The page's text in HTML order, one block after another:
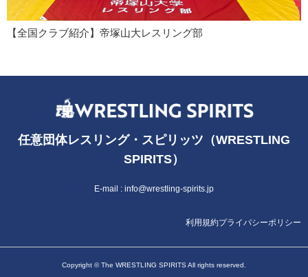
【全国クラブ紹介】帝塚山大レスリング部
任意団体レスリング・スピリッツ（WRESTLING
SPIRITS）
E-mail : info@wrestling-spirits.jp
利用規約プライバシーポリシー
Copyright © The WRESTLING SPIRITS All rights reserved.